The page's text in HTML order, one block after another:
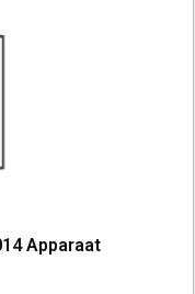
Apparaat